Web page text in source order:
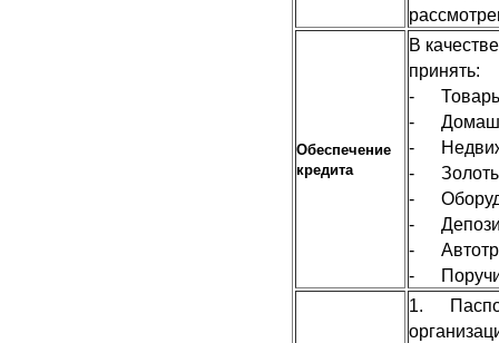
Обеспечение
кредита
В
принять:
- Товары
-
-
-
-
-
-
-
1.